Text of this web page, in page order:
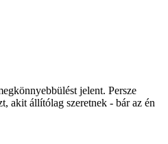
jelent. Persze
akit állítólag szeretnek - bár az én